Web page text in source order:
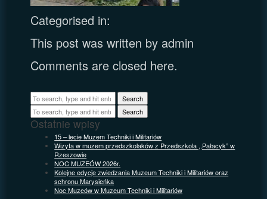
Categorised in:
This post was written by admin
Comments are closed here.
Search
Search
Ostatnie wpisy
15 – lecie Muzem Techniki i Militariów
Wizyta w muzem przedszkolaków z Przedszkola ,,Pałacyk” w
Rzeszowie
NOC MUZEÓW 2026r.
Kolejne edycje zwiedzania Muzeum Techniki i Militariów oraz
schronu Marysieńka
Noc Muzeów w Muzeum Techniki i Militariów